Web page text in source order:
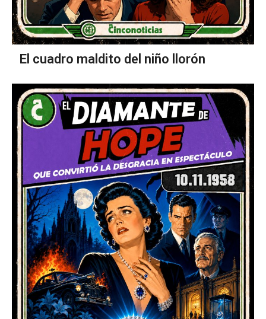
El cuadro maldito del niño llorón